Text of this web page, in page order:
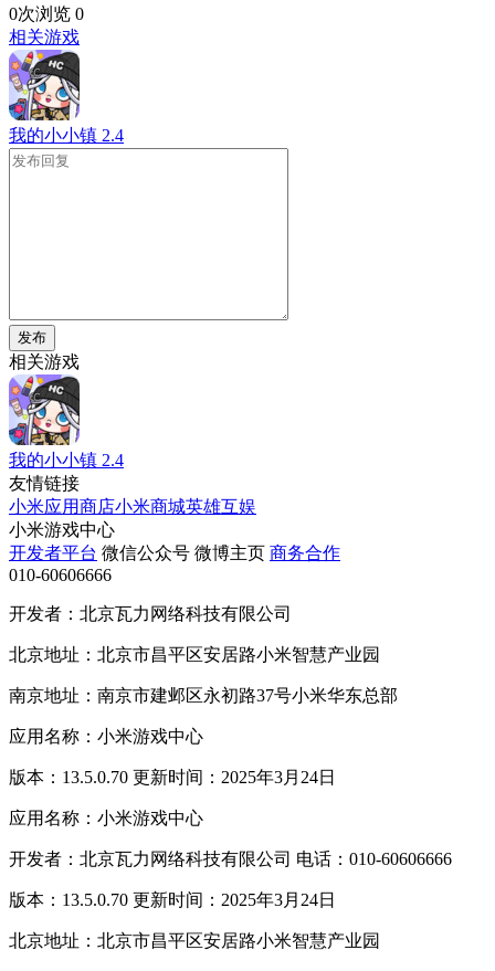
0次浏览 0
相关游戏
我的小小镇 2.4
发布
相关游戏
我的小小镇 2.4
友情链接
小米应用商店小米商城英雄互娱
小米游戏中心
开发者平台 微信公众号 微博主页 商务合作
010-60606666
开发者：北京瓦力网络科技有限公司
北京地址：北京市昌平区安居路小米智慧产业园
南京地址：南京市建邺区永初路37号小米华东总部
应用名称：小米游戏中心
版本：13.5.0.70 更新时间：2025年3月24日
应用名称：小米游戏中心
开发者：北京瓦力网络科技有限公司 电话：010-60606666
版本：13.5.0.70 更新时间：2025年3月24日
北京地址：北京市昌平区安居路小米智慧产业园